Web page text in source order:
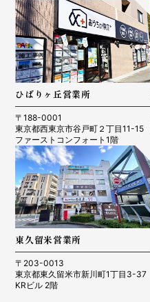
ひばりヶ丘営業所
〒188-0001
東京都西東京市谷戸町２丁目11-15
ファーストコンフォート1階
東久留米営業所
〒203-0013
東京都東久留米市新川町1丁目3-37
KRビル 2階